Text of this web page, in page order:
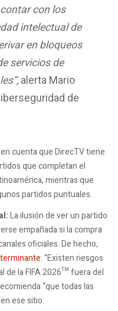
con los
intelectual de
en bloqueos
servicios de
alerta Mario
de
cuenta que DirecTV tiene
que completan el
mientras que
partidos puntuales.
La ilusión de ver un partido
empañada si la compra
oficiales. De hecho,
: “Existen riesgos
de la FIFA 2026™ fuera del
“que todas las
ese sitio.